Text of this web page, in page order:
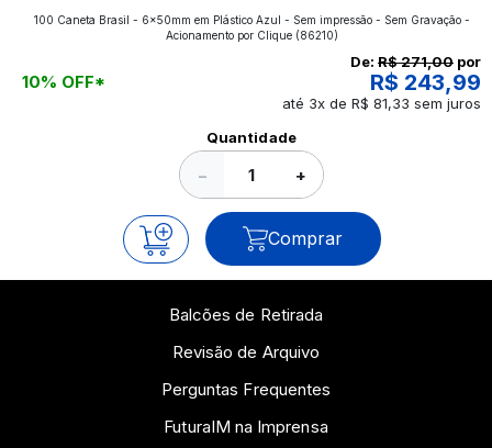
aplicados nos impressos da gráfica FuturaIM? Então,
continue a leitura que vamos revelar para você!
100 Caneta Brasil - 6x50mm em Plástico Azul - Sem impressão - Sem Gravação -
Acionamento por Clique(86210)
10% OFF*
De: R$ 271,00 por
R$ 243,99
até 3x de R$ 81,33 sem juros
Quantidade
− +
Comprar
Balcões de Retirada
Revisão de Arquivo
Perguntas Frequentes
FuturaIM na Imprensa